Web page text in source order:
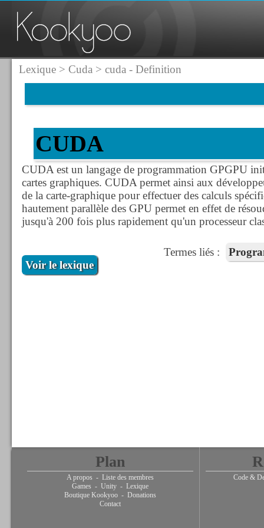
Lexique> Cuda > cuda - Definition
CUDA
CUDA est un langage de programmation GPGPU
cartes graphiques. CUDA permet ainsi aux
de la carte-graphique pour effectuer des calculs
hautement parallèle des GPU permet en effet de
jusqu'à 200 fois plus rapidement qu'un processeur
Termes liés :
Voir le lexique
Plan
A propos - Liste des membres
Games - Unity - Lexique
Boutique Kookyoo - Donations
Contact
Code &